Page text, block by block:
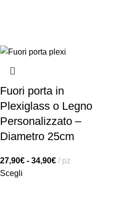
Fuori porta in
Plexiglass o Legno
Personalizzato –
Diametro 25cm
27,90€ - 34,90€
pz
Scegli